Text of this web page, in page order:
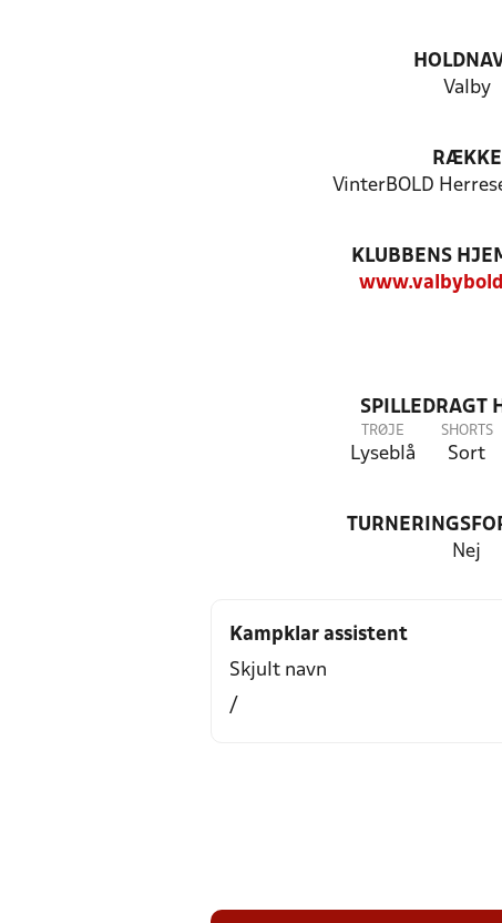
Valby
RÆKKE
VinterBOLD
KLUBBENS
SPILLEDRAGT
TRØJE
Lyseblå
SHORTS
Sort
Nej
Kampklar assistent
Skjult navn
/